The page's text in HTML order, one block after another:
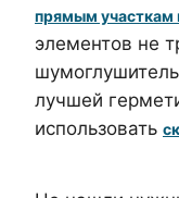
прямым участкам
элементов не
лучшей
использовать